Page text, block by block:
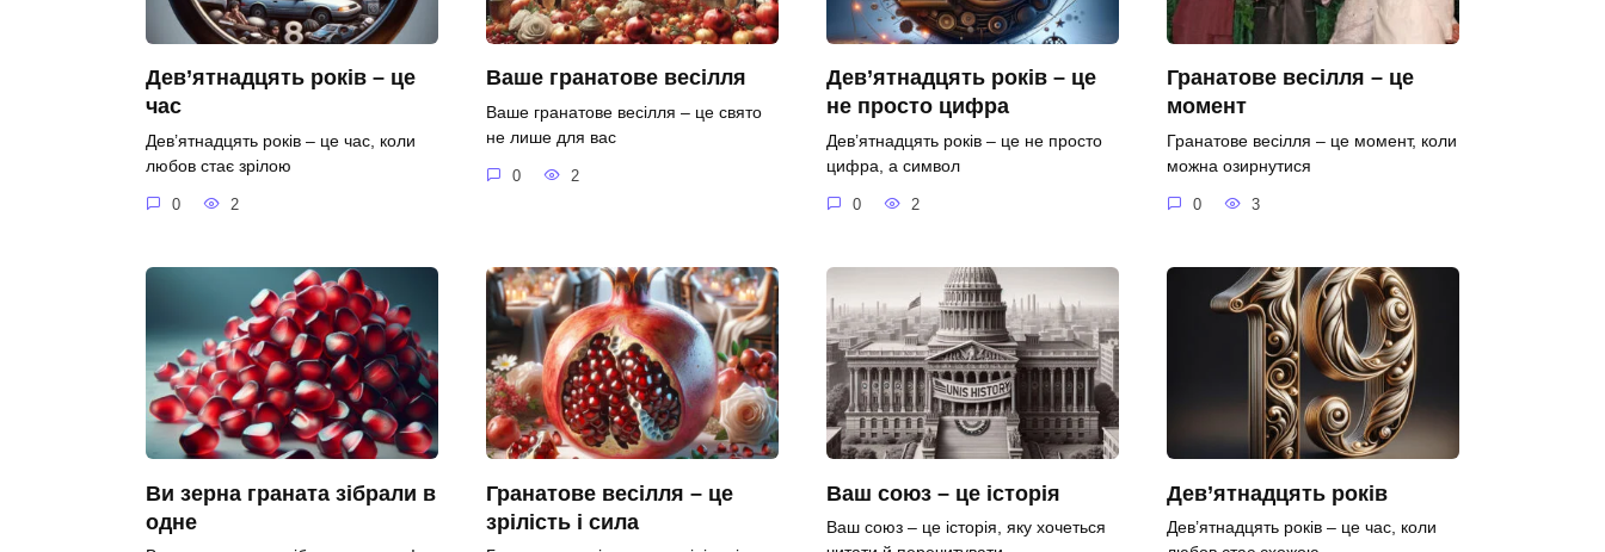
Дев’ятнадцять років – це
час
Дев’ятнадцять років – це час, коли
любов стає зрілою
0 2
Ваше гранатове весілля
Ваше гранатове весілля – це свято
не лише для вас
0 2
Дев’ятнадцять років – це
не просто цифра
Дев’ятнадцять років – це не просто
цифра, а символ
0 2
Гранатове весілля – це
момент
Гранатове весілля – це момент, коли
можна озирнутися
0 3
Ви зерна граната зібрали в
одне
Гранатове весілля – це
зрілість і сила
Ваш союз – це історія
Ваш союз – це історія, яку хочеться
Дев’ятнадцять років
Дев’ятнадцять років – це час, коли